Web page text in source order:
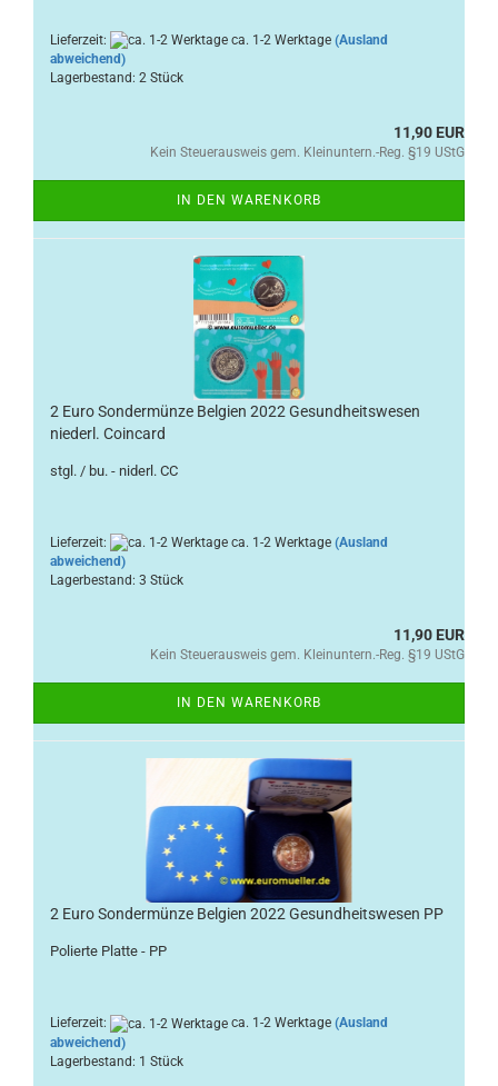
Lieferzeit: ca. 1-2 Werktage (Ausland
abweichend)
Lagerbestand: 2 Stück
11,90 EUR
Kein Steuerausweis gem. Kleinuntern.-Reg. §19 UStG
IN DEN WARENKORB
2 Euro Sondermünze Belgien 2022 Gesundheitswesen
niederl. Coincard
stgl. / bu. - niderl. CC
Lieferzeit: ca. 1-2 Werktage (Ausland
abweichend)
Lagerbestand: 3 Stück
11,90 EUR
Kein Steuerausweis gem. Kleinuntern.-Reg. §19 UStG
IN DEN WARENKORB
2 Euro Sondermünze Belgien 2022 Gesundheitswesen PP
Polierte Platte - PP
Lieferzeit: ca. 1-2 Werktage (Ausland
abweichend)
Lagerbestand: 1 Stück